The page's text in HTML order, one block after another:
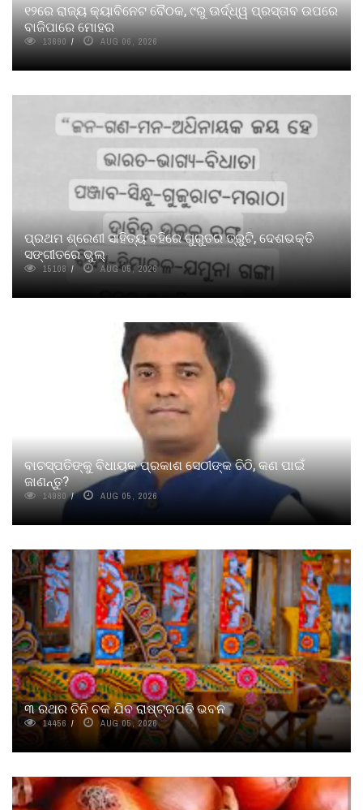
୧୨ରେ ରାଜ୍ୟ କ୍ୟାବିନେଟ ବୈଠକ, ୯ରୁ ଊର୍ଦ୍ଧ୍ୱ ପ୍ରସ୍ତାବ ଉପରେ
ବାଜିପାରେ ମୋହର
13690 AUG 06, 2026
ପ୍ରଥମ ଶ୍ରେଣୀ ସାହିତ୍ୟ ବହିରେ ଗୁରୁତର ତ୍ରୁଟି, ଦେଶଭକ୍ତି
ସଙ୍ଗୀତରେ ଭୁଲ୍
15108 AUG 05, 2026
ବାଚସ୍ପତିଙ୍କୁ ବିଧାୟକ ପ୍ରକାଶ ସେଠୀଙ୍କ ଚିଠି, କଣ ପାଇଁ
ଜାଣନ୍ତୁ?
14980 AUG 05, 2026
୩ ରଥର ତିନି ଚକ ଯିବ ରାଷ୍ଟ୍ରପତି ଭବନ
14456 AUG 05, 2026